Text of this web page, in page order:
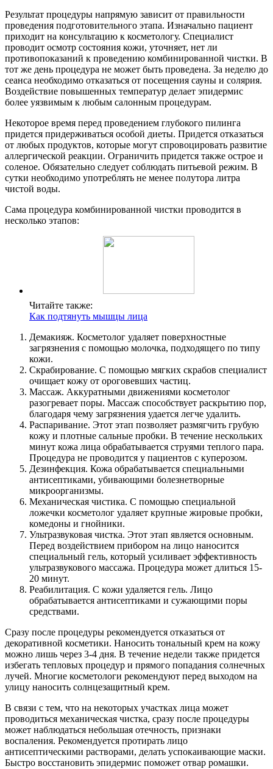
Результат процедуры напрямую зависит от правильности
проведения подготовительного этапа. Изначально пациент
приходит на консультацию к косметологу. Специалист
проводит осмотр состояния кожи, уточняет, нет ли
противопоказаний к проведению комбинированной чистки. В
тот же день процедура не может быть проведена. За неделю до
сеанса необходимо отказаться от посещения сауны и солярия.
Воздействие повышенных температур делает эпидермис
более уязвимым к любым салонным процедурам.
Некоторое время перед проведением глубокого пилинга
придется придерживаться особой диеты. Придется отказаться
от любых продуктов, которые могут спровоцировать развитие
аллергической реакции. Ограничить придется также острое и
соленое. Обязательно следует соблюдать питьевой режим. В
сутки необходимо употреблять не менее полутора литра
чистой воды.
Сама процедура комбинированной чистки проводится в
несколько этапов:
Читайте также:
Как подтянуть мышцы лица
Демакияж. Косметолог удаляет поверхностные
загрязнения с помощью молочка, подходящего по типу
кожи.
Скрабирование. С помощью мягких скрабов специалист
очищает кожу от ороговевших частиц.
Массаж. Аккуратными движениями косметолог
разогревает поры. Массаж способствует раскрытию пор,
благодаря чему загрязнения удается легче удалить.
Распаривание. Этот этап позволяет размягчить грубую
кожу и плотные сальные пробки. В течение нескольких
минут кожа лица обрабатывается струями теплого пара.
Процедура не проводится у пациентов с куперозом.
Дезинфекция. Кожа обрабатывается специальными
антисептиками, убивающими болезнетворные
микроорганизмы.
Механическая чистика. С помощью специальной
ложечки косметолог удаляет крупные жировые пробки,
комедоны и гнойники.
Ультразвуковая чистка. Этот этап является основным.
Перед воздействием прибором на лицо наносится
специальный гель, который усиливает эффективность
ультразвукового массажа. Процедура может длиться 15-
20 минут.
Реабилитация. С кожи удаляется гель. Лицо
обрабатывается антисептиками и сужающими поры
средствами.
Сразу после процедуры рекомендуется отказаться от
декоративной косметики. Наносить тональный крем на кожу
можно лишь через 3-4 дня. В течение недели также придется
избегать тепловых процедур и прямого попадания солнечных
лучей. Многие косметологи рекомендуют перед выходом на
улицу наносить солнцезащитный крем.
В связи с тем, что на некоторых участках лица может
проводиться механическая чистка, сразу после процедуры
может наблюдаться небольшая отечность, признаки
воспаления. Рекомендуется протирать лицо
антисептическими растворами, делать успокаивающие маски.
Быстро восстановить эпидермис поможет отвар ромашки.